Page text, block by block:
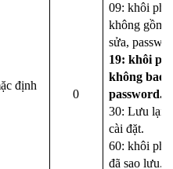
định
0
09: khôi
không gồm
sửa,
19: khôi
không bao
password.
30: Lưu lại
cài đặt.
60: khôi
đã sao lưu.